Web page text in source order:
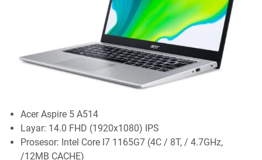
Acer Aspire 5 A514
Layar: 14.0 FHD (1920x1080) IPS
Prosesor: Intel Core I7 1165G7 (4C / 8T, / 4.7GHz,
/12MB CACHE)